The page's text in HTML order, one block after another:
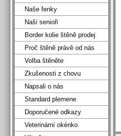
Naše fenky
Naši senioři
Border kolie štěně prodej
Proč štěně právě od nás
Volba štěněte
Zkušenosti z chovu
Napsali o nás
Standard plemene
Doporučené odkazy
Veterinární okénko